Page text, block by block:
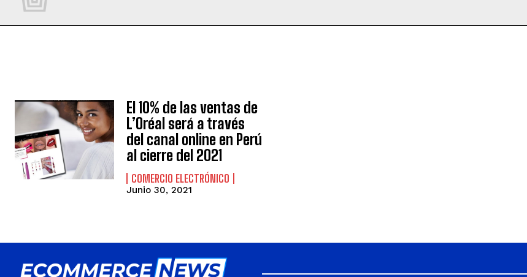
El 10% de las ventas de
L’Oréal será a través
del canal online en Perú
al cierre del 2021
COMERCIO ELECTRÓNICO
Junio 30, 2021